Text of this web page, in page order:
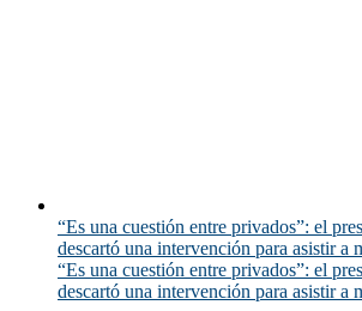
“Es una cuestión entre privados”: el
descartó una intervención para asistir a
“Es una cuestión entre privados”: el
descartó una intervención para asistir a